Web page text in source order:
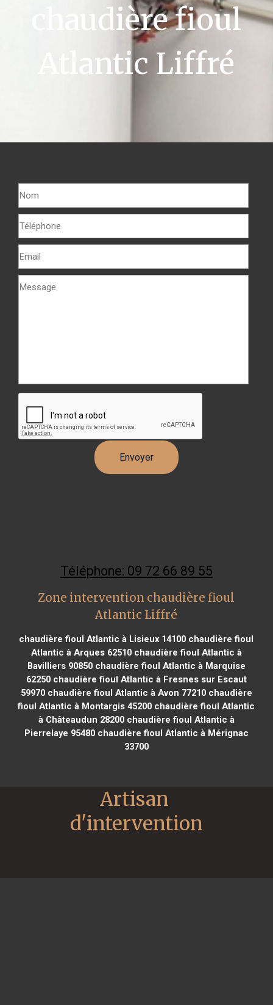
chaudière fioul
Atlantic Liffré
Téléphone: 09 72 66 89 55
Zone intervention chaudière fioul
Atlantic Liffré
chaudière fioul Atlantic à Lisieux 14100 chaudière fioul
Atlantic à Arques 62510chaudière fioul Atlantic à
Bavilliers 90850chaudière fioul Atlantic à Marquise
62250chaudière fioul Atlantic à Fresnes sur Escaut
59970chaudière fioul Atlantic à Avon 77210chaudière
fioul Atlantic à Montargis 45200 chaudière fioul Atlantic
à Châteaudun 28200chaudière fioul Atlantic à
Pierrelaye 95480chaudière fioul Atlantic à Mérignac
33700
Artisan
d'intervention